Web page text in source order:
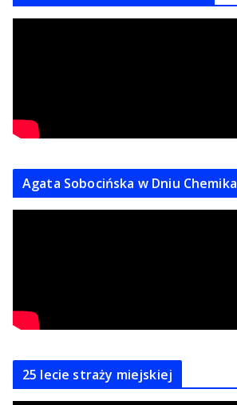
Agata Sobocińska w Dniu Chemika
25 lecie straży miejskiej